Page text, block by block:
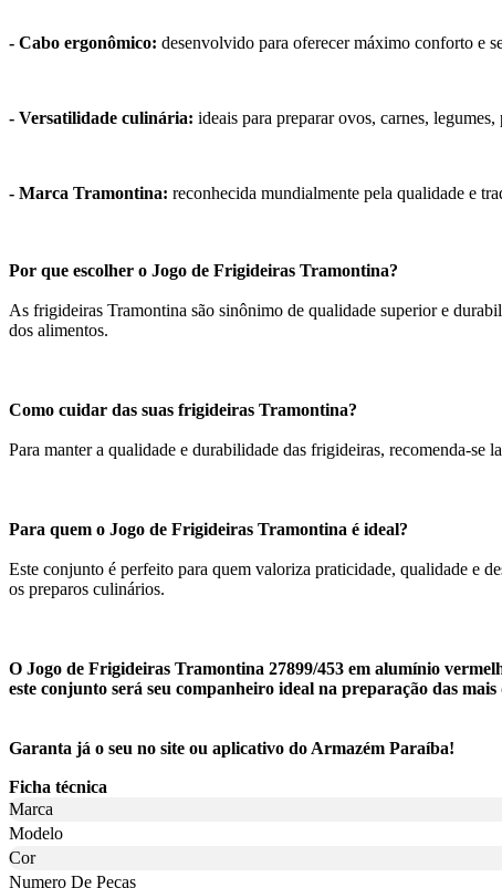
- Cabo ergonômico: desenvolvido para oferecer máximo conforto e
- Versatilidade culinária: ideais para preparar ovos, carnes,
- Marca Tramontina: reconhecida mundialmente pela qualidade e
Por que escolher o Jogo de Frigideiras Tramontina?
As frigideiras Tramontina são sinônimo de qualidade superior e
dos alimentos.
Como cuidar das suas frigideiras Tramontina?
Para manter a qualidade e durabilidade das frigideiras, recomenda-se
Para quem o Jogo de Frigideiras Tramontina é ideal?
Este conjunto é perfeito para quem valoriza praticidade, qualidade e
os preparos culinários.
O Jogo de Frigideiras Tramontina 27899/453 em alumínio
este conjunto será seu companheiro ideal na preparação das mais
Garanta já o seu no site ou aplicativo do Armazém Paraíba!
Ficha técnica
Marca
Modelo
Cor
Numero De Pecas